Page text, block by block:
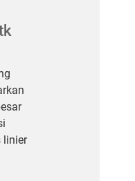
linier